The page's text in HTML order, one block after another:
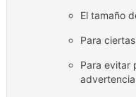
El tamaño
Para
Para evitar